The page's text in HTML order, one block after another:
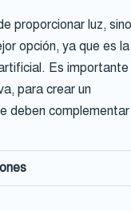
proporcionar luz, sino
opción, ya que es la
Es importante
para crear un
deben